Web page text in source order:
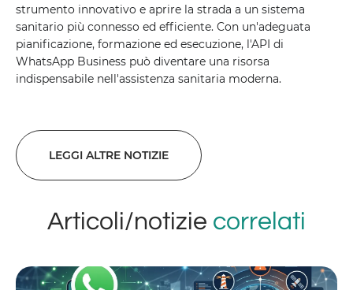
strumento innovativo e aprire la strada a un sistema
sanitario più connesso ed efficiente. Con un'adeguata
pianificazione, formazione ed esecuzione, l'API di
WhatsApp Business può diventare una risorsa
indispensabile nell'assistenza sanitaria moderna.
LEGGI ALTRE NOTIZIE
Articoli/notizie correlati